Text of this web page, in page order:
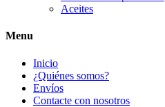
Aceites
Menu
Inicio
¿Quiénes somos?
Envíos
Contacte con nosotros